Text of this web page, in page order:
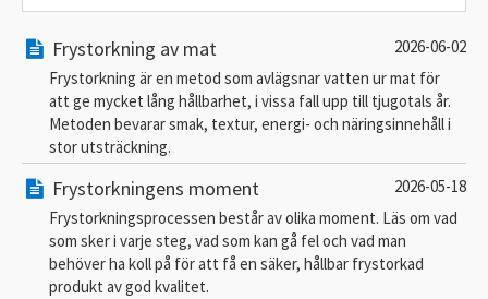
Frystorkning av mat
2026-06-02
Frystorkning är en metod som avlägsnar vatten ur mat för
att ge mycket lång hållbarhet, i vissa fall upp till tjugotals år.
Metoden bevarar smak, textur, energi- och näringsinnehåll i
stor utsträckning.
Frystorkningens moment
2026-05-18
Frystorkningsprocessen består av olika moment. Läs om vad
som sker i varje steg, vad som kan gå fel och vad man
behöver ha koll på för att få en säker, hållbar frystorkad
produkt av god kvalitet.